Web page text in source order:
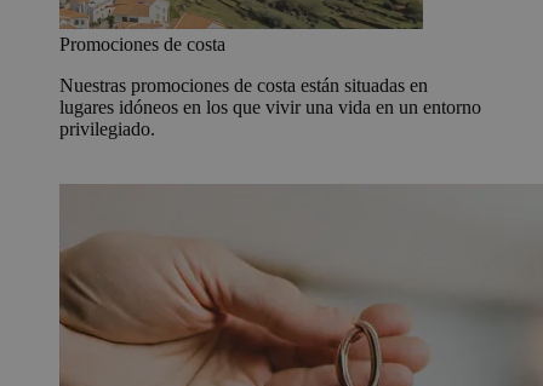
Promociones de costa
Nuestras promociones de costa están situadas en
lugares idóneos en los que vivir una vida en un entorno
privilegiado.